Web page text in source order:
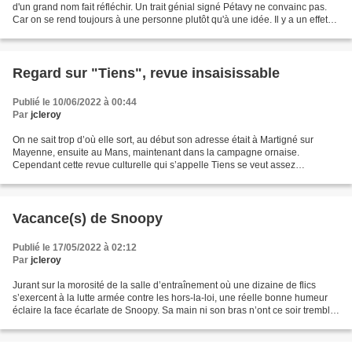
d'un grand nom fait réfléchir. Un trait génial signé Pétavy ne convainc pas.
Car on se rend toujours à une personne plutôt qu'à une idée. Il y a un effet
Regard sur "Tiens", revue insaisissable
Publié le 10/06/2022 à 00:44
Par jcleroy
On ne sait trop d’où elle sort, au début son adresse était à Martigné sur
Mayenne, ensuite au Mans, maintenant dans la campagne ornaise.
Cependant cette revue culturelle qui s’appelle Tiens se veut assez
Vacance(s) de Snoopy
Publié le 17/05/2022 à 02:12
Par jcleroy
Jurant sur la morosité de la salle d’entraînement où une dizaine de flics
s’exercent à la lutte armée contre les hors-la-loi, une réelle bonne humeur
éclaire la face écarlate de Snoopy. Sa main ni son bras n’ont ce soir tremblé,